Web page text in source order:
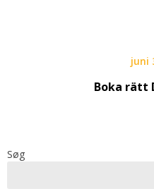
juni
Boka rätt
Søg